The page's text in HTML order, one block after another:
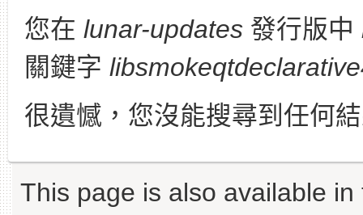
您在 lunar-updates 發行版中
關鍵字
很遺憾，您沒能搜尋到任何
This page is also available